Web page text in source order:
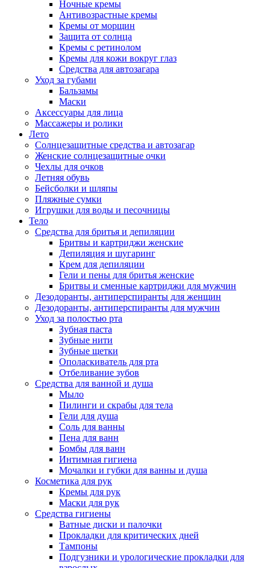
Ночные кремы
Антивозрастные кремы
Кремы от морщин
Защита от солнца
Кремы с ретинолом
Кремы для кожи вокруг глаз
Средства для автозагара
Уход за губами
Бальзамы
Маски
Аксессуары для лица
Массажеры и ролики
Лето
Солнцезащитные средства и автозагар
Женские солнцезащитные очки
Чехлы для очков
Летняя обувь
Бейсболки и шляпы
Пляжные сумки
Игрушки для воды и песочницы
Тело
Средства для бритья и депиляции
Бритвы и картриджи женские
Депиляция и шугаринг
Крем для депиляции
Гели и пены для бритья женские
Бритвы и сменные картриджи для мужчин
Дезодоранты, антиперспиранты для женщин
Дезодоранты, антиперспиранты для мужчин
Уход за полостью рта
Зубная паста
Зубные нити
Зубные щетки
Ополаскиватель для рта
Отбеливание зубов
Средства для ванной и душа
Мыло
Пилинги и скрабы для тела
Гели для душа
Соль для ванны
Пена для ванн
Бомбы для ванн
Интимная гигиена
Мочалки и губки для ванны и душа
Косметика для рук
Кремы для рук
Маски для рук
Средства гигиены
Ватные диски и палочки
Прокладки для критических дней
Тампоны
Подгузники и урологические прокладки для